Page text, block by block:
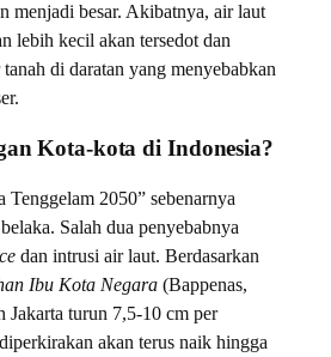
menjadi besar. Akibatnya, air laut
lebih kecil akan tersedot dan
di daratan yang menyebabkan
Kota-kota di Indonesia?
2050” sebenarnya
Salah dua penyebabnya
dan intrusi air laut. Berdasarkan
Ibu Kota Negara (Bappenas,
Jakarta turun 7,5-10 cm per
akan terus naik hingga